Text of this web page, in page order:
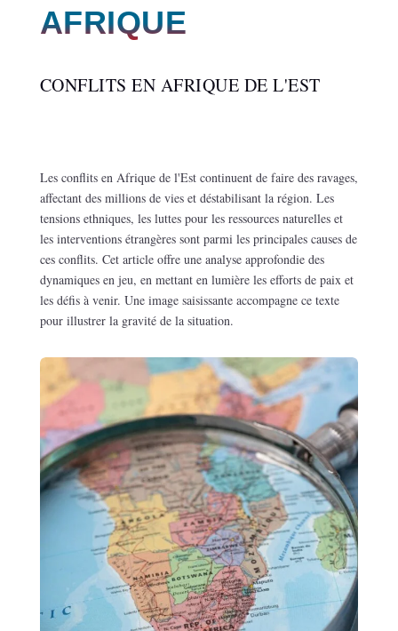
AFRIQUE
CONFLITS EN AFRIQUE DE L'EST
Les conflits en Afrique de l'Est continuent de faire des ravages,
affectant des millions de vies et déstabilisant la région. Les
tensions ethniques, les luttes pour les ressources naturelles et
les interventions étrangères sont parmi les principales causes de
ces conflits. Cet article offre une analyse approfondie des
dynamiques en jeu, en mettant en lumière les efforts de paix et
les défis à venir. Une image saisissante accompagne ce texte
pour illustrer la gravité de la situation.